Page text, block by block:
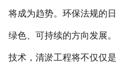
将成为趋势。环保法规的
绿色、可持续的方向发展
技术，清淤工程将不仅仅